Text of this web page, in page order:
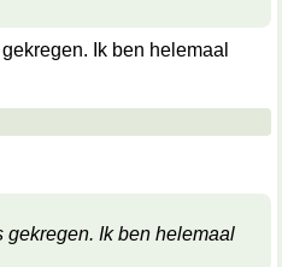
Ik ben helemaal
gekregen. Ik ben helemaal